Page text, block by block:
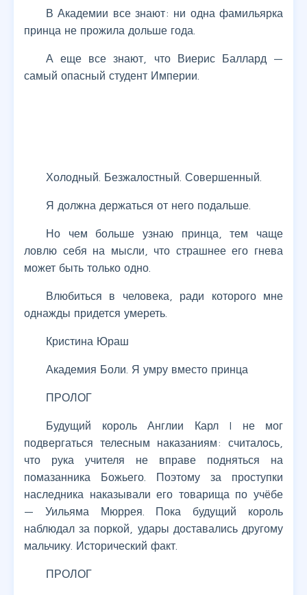
В Академии все знают: ни одна фамильярка
принца не прожила дольше года.
А еще все знают, что Виерис Баллард —
самый опасный студент Империи.
Холодный. Безжалостный. Совершенный.
Я должна держаться от него подальше.
Но чем больше узнаю принца, тем чаще
ловлю себя на мысли, что страшнее его гнева
может быть только одно.
Влюбиться в человека, ради которого мне
однажды придется умереть.
Кристина Юраш
Академия Боли. Я умру вместо принца
ПРОЛОГ
Будущий король Англии Карл I не мог
подвергаться телесным наказаниям: считалось,
что рука учителя не вправе подняться на
помазанника Божьего. Поэтому за проступки
наследника наказывали его товарища по учёбе
— Уильяма Мюррея. Пока будущий король
наблюдал за поркой, удары доставались другому
мальчику. Исторический факт.
ПРОЛОГ